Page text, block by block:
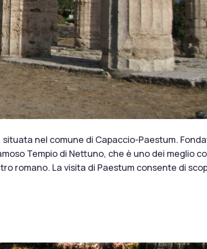
situata nel comune di Capaccio-Paestum.
Tempio di Nettuno, che è uno dei meglio
romano. La visita di Paestum consente di